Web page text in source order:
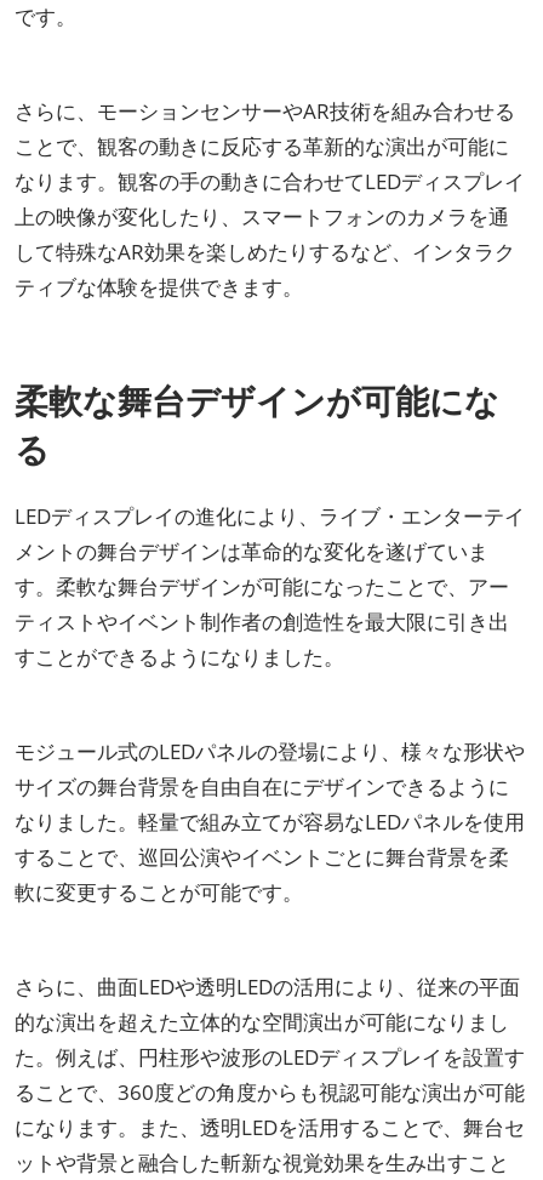
です。
さらに、モーションセンサーやAR技術を組み合わせる
ことで、観客の動きに反応する革新的な演出が可能に
なります。観客の手の動きに合わせてLEDディスプレイ
上の映像が変化したり、スマートフォンのカメラを通
して特殊なAR効果を楽しめたりするなど、インタラク
ティブな体験を提供できます。
柔軟な舞台デザインが可能にな
る
LEDディスプレイの進化により、ライブ・エンターテイ
メントの舞台デザインは革命的な変化を遂げていま
す。柔軟な舞台デザインが可能になったことで、アー
ティストやイベント制作者の創造性を最大限に引き出
すことができるようになりました。
モジュール式のLEDパネルの登場により、様々な形状や
サイズの舞台背景を自由自在にデザインできるように
なりました。軽量で組み立てが容易なLEDパネルを使用
することで、巡回公演やイベントごとに舞台背景を柔
軟に変更することが可能です。
さらに、曲面LEDや透明LEDの活用により、従来の平面
的な演出を超えた立体的な空間演出が可能になりまし
た。例えば、円柱形や波形のLEDディスプレイを設置す
ることで、360度どの角度からも視認可能な演出が可能
になります。また、透明LEDを活用することで、舞台セ
ットや背景と融合した斬新な視覚効果を生み出すこと